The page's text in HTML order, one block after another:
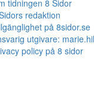
tidningen 8 Sidor
redaktion
på 8sidor.se
utgivare:
policy på 8 sidor